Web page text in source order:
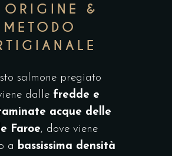
ORIGINE &
METODO
salmone pregiato
dalle fredde e
acque delle
Faroe, dove viene
a bassissima densità